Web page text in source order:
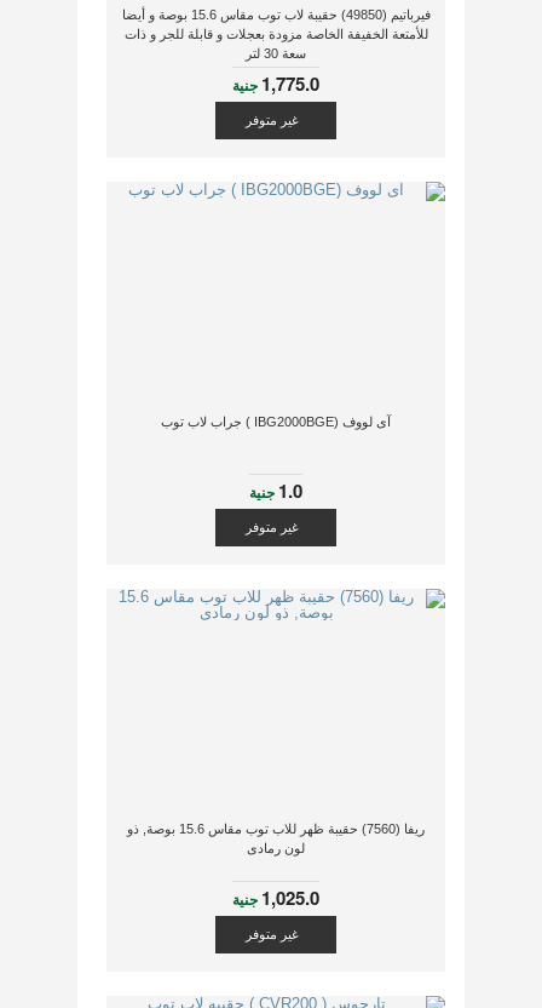
فيرباتيم (49850) حقيبة لاب توب مقاس 15.6 بوصة و أيضا
للأمتعة الخفيفة الخاصة مزودة بعجلات و قابلة للجر و ذات
سعة 30 لتر
1,775.0 جنية
غير متوفر
آى لووف (IBG2000BGE ) جراب لاب توب
1.0 جنية
غير متوفر
ريفا (7560) حقيبة ظهر للاب توب مقاس 15.6 بوصة, ذو
لون رمادى
1,025.0 جنية
غير متوفر